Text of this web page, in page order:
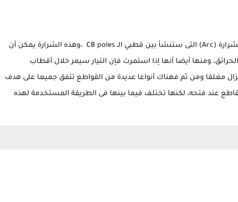
CB poles ،وهذه الشرارة يمكن أن
ومنها أيضا أنها إذا استمرت فإن التيار سيمر خلال أقطاب
مغلقا ومن ثم فهناك أنواعا عديدة من القواطع تتفق جميعا على هدف
عند فتحه، لكنها تختلف فيما بينها فى الطريقة المستخدمة لهذه